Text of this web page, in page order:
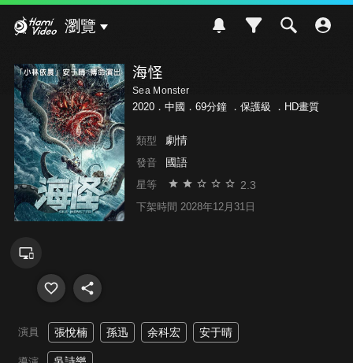
瀏覽
海怪
Sea Monster
2020．中國．69分鐘 ． 保護級 ．HD畫質
類型 劇情
發音 國語
星等 2.3
下架時間 2028年12月31日
演員 張悅楠 孫迅 余科宏 安于晴